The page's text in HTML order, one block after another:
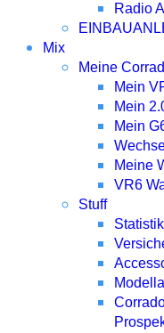
Radio
Mix
Meine
Mein
Mein
Mein
Meine
VR6
Stuff